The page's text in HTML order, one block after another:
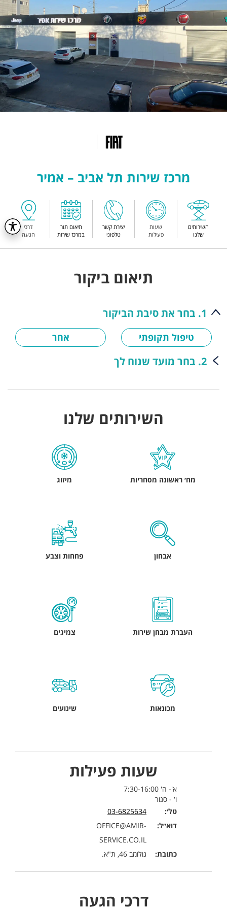
מרכז שירות תל אביב – אמיר
השירותים
שלנו
שעות
פעילות
יצירת קשר
טלפוני
תיאום תור
במרכז שירות
דרכי
הגעה
תיאום ביקור
1. בחר את סיבת הביקור
טיפול תקופתי אחר
2. בחר מועד שנוח לך
השירותים שלנו
מח׳ ראשונה מסחריות מיזוג
אבחון פחחות וצבע
העברת מבחן שירות צמיגים
מכונאות שינועים
שעות פעילות
א'- ה' 7:30-16:00
ו' - סגור
טל׳:
03-6825634
דוא״ל:
OFFICE@AMIR-
SERVICE.CO.IL
כתובת:
גולומב 46, ת"א.
דרכי הגעה